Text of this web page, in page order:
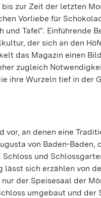
zur Zeit der letzten
Vorliebe für
Tafel“. Einführende
der sich an den
das Magazin einen
zugleich
ihre Wurzeln tief in der
an denen eine
von Baden-Baden,
und
sich erzählen von
der Speisesaal der
umgebaut und der